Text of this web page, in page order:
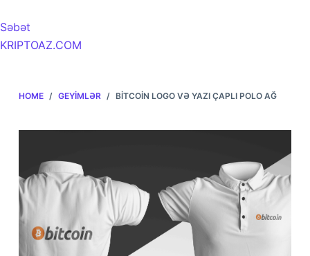
Səbət
KRIPTOAZ.COM
HOME / GEYIMLƏR / BITCOIN LOGO VƏ YAZI ÇAPLI POLO AĞ